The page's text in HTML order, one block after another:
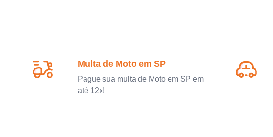
Multa de Moto em SP
Pague sua multa de Moto em SP em
até 12x!